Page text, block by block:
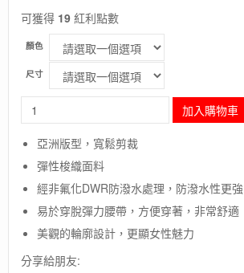
可獲得 19 紅利點數
顏色
尺寸
毛
-
美
國
[The
North
Face]
TREKKER
加入購物車
亞洲版型，寬鬆剪裁
彈性梭織面料
經非氟化DWR防潑水處理，防潑水性更強
易於穿脫彈力腰帶，方便穿著，非常舒適
美觀的輪廓設計，更顯女性魅力
分享給朋友: